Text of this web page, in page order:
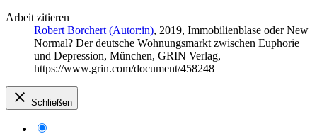
Arbeit zitieren
Robert Borchert (Autor:in), 2019, Immobilienblase oder New
Normal? Der deutsche Wohnungsmarkt zwischen Euphorie
und Depression, München, GRIN Verlag,
https://www.grin.com/document/458248
Schließen